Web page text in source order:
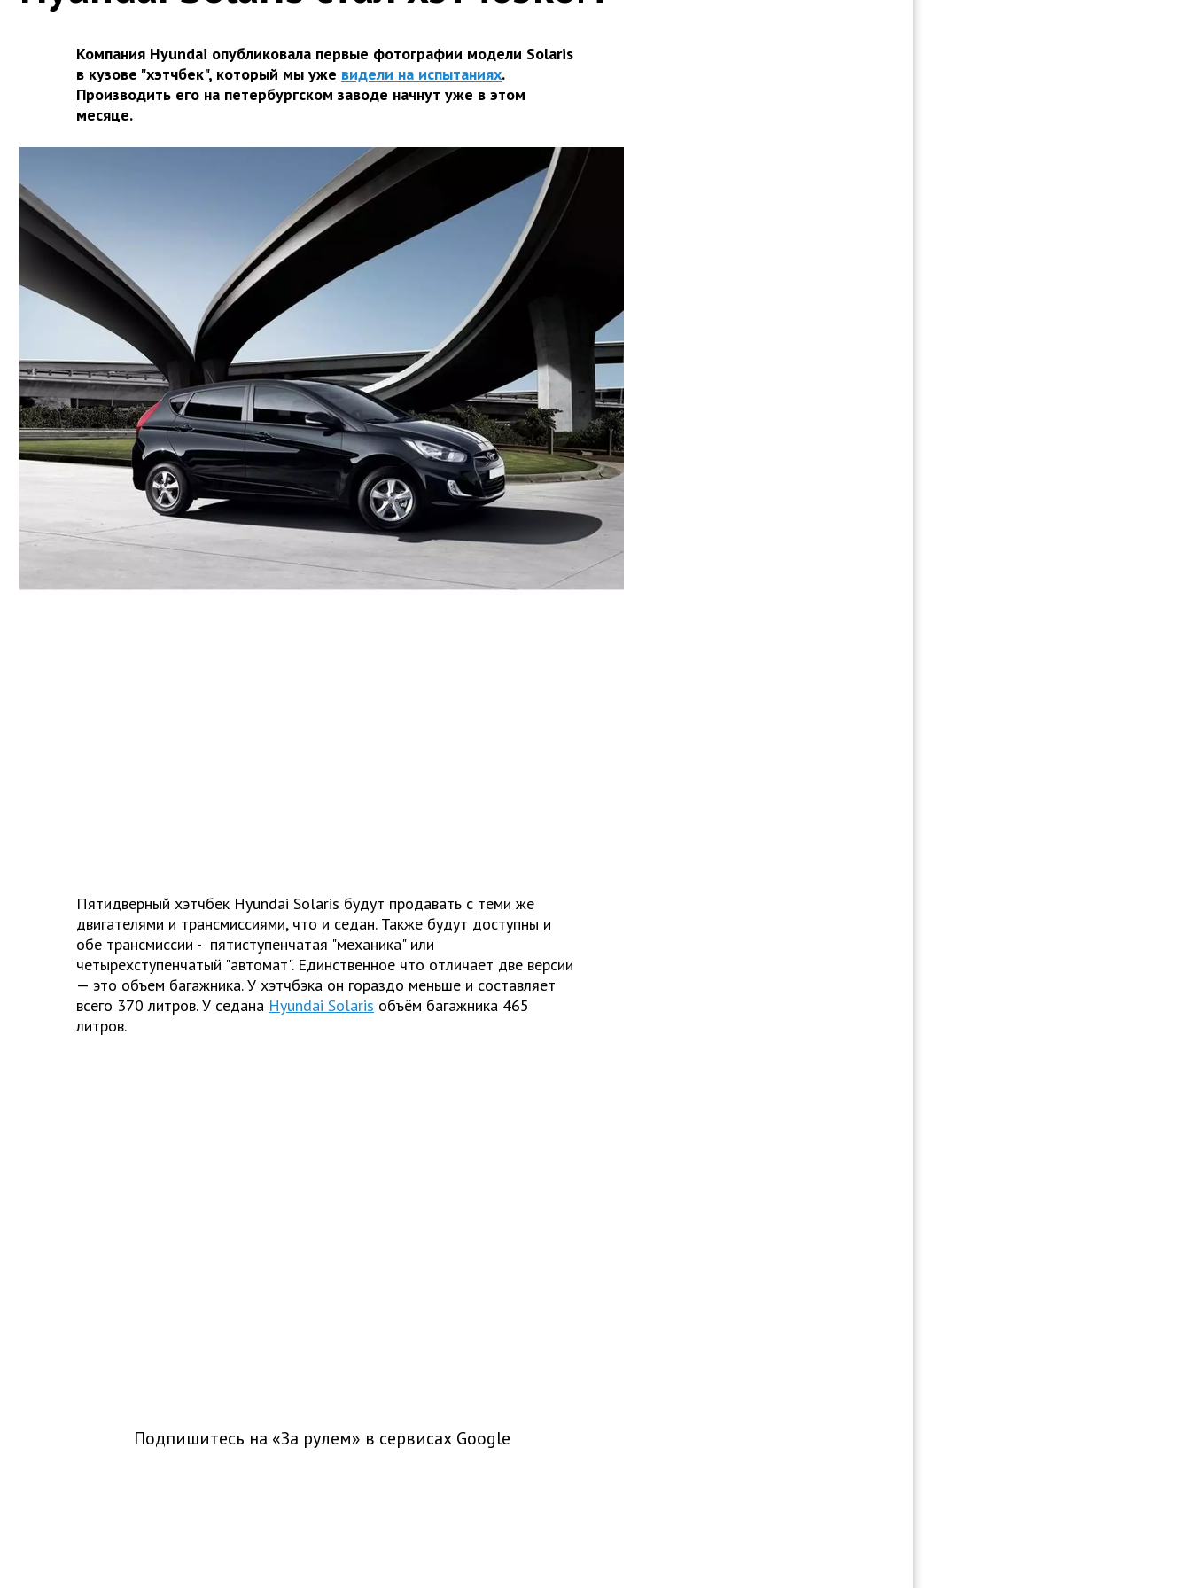
Компания Hyundai опубликовала первые фотографии модели Solaris
в кузове "хэтчбек", который мы уже видели на испытаниях.
Производить его на петербургском заводе начнут уже в этом
месяце.
Пятидверный хэтчбек Hyundai Solaris будут продавать с теми же
двигателями и трансмиссиями, что и седан. Также будут доступны и
обе трансмиссии - пятиступенчатая "механика" или
четырехступенчатый "автомат". Единственное что отличает две версии
— это объем багажника. У хэтчбэка он гораздо меньше и составляет
всего 370 литров. У седана Hyundai Solaris объём багажника 465
литров.
Подпишитесь на «За рулем» в сервисах Google